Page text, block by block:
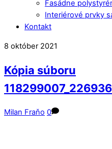
Fasádne
Interiérové prvky
Kontakt
Close
Close
8 október 2021
Kópia súboru
Milan Fraňo 0